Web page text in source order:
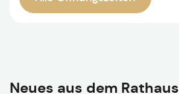
Neues aus dem Rathaus